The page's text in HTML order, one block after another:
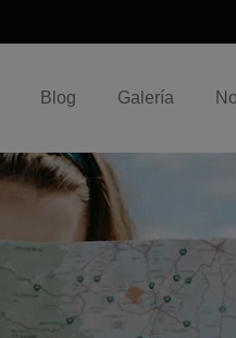
Blog Galería